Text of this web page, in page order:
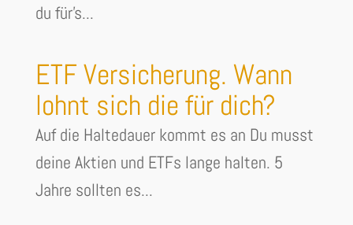
du für's...
ETF Versicherung. Wann
lohnt sich die für dich?
Auf die Haltedauer kommt es an Du musst
deine Aktien und ETFs lange halten. 5
Jahre sollten es...